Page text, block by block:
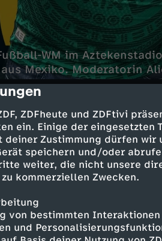
ZDFheute und ZDFtivi
ein. Einige der eingesetzten
Zustimmung dürfen wir
speichern und/oder
weiter, die nicht unsere
kommerziellen Zwecken.
von bestimmten
und
WM im
Mexiko. Moderatorin
Stadt, der vibrierenden
der Stadt zwischen den
trifft Fußballfans
Abenteuer ein.
kommen zur Sprache:
zu Spannungen